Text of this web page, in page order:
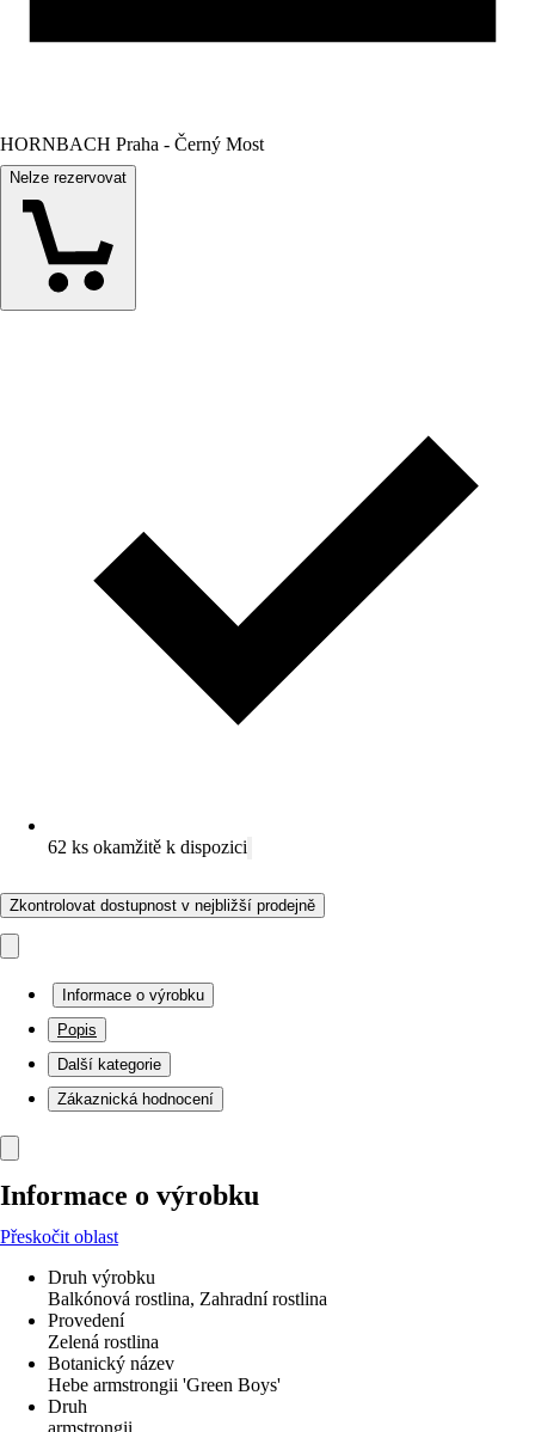
HORNBACH Praha - Černý Most
Nelze rezervovat
62 ks okamžitě k dispozici
Zkontrolovat dostupnost v nejbližší prodejně
Informace o výrobku
Popis
Další kategorie
Zákaznická hodnocení
Informace o výrobku
Přeskočit oblast
Druh výrobku
Balkónová rostlina, Zahradní rostlina
Provedení
Zelená rostlina
Botanický název
Hebe armstrongii 'Green Boys'
Druh
armstrongii